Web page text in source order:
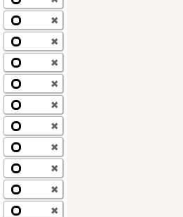
✖
✖
✖
✖
✖
✖
✖
✖
✖
✖